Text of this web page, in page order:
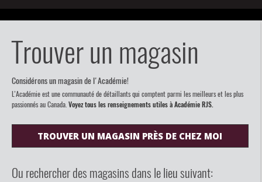
Trouver un magasin
Considérons un magasin de l'Académie!
L’Académie est une communauté de détaillants qui comptent parmi les meilleurs et les plus
passionnés au Canada. Voyez tous les renseignements utiles à Académie RJS.
TROUVER UN MAGASIN PRÈS DE CHEZ MOI
Ou rechercher des magasins dans le lieu suivant: